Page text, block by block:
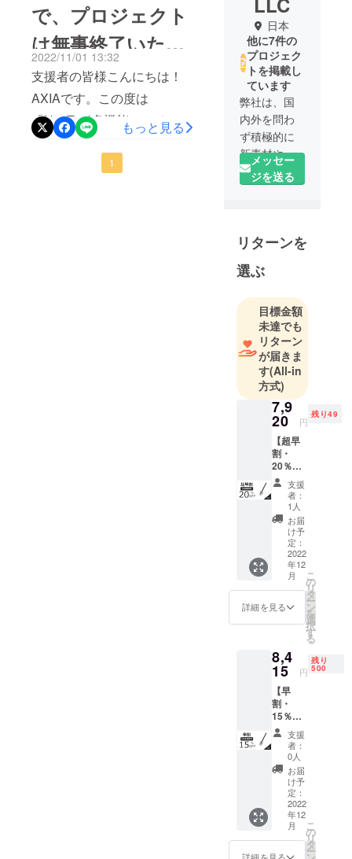
で、プロジェクト
は無事終了いたし
ました。
2022/11/01 13:32
支援者の皆様こんにちは！
AXIAです。この度は
「NexTool多機能シャベル」
を応援いただき、誠にあり
がとうございます。お陰様
もっと見る
1
日本
他に7件の
プロジェク
トを掲載し
ています
弊社は、国
内外を問わ
ず積極的に
新素材や新
技術を取り
入れ、お客
できるよう
す。
値」のある
良品を取り
扱い、最高
品質と最善
のサービス
を提供する
ことに全力
を注いでい
ます。お客
様の日々の
暮らしをよ
り豊かにす
るお手伝い
ができれば
幸いです。
今後ともご
支援を賜り
ますよう、
よろしくお
げます。
メッセー
ジを送る
リターンを
選ぶ
目標金額
未達でも
リターン
が届きま
す(All-in
方式)
7,9
20 円
残り49
【超早
割・
20％OF
F】
NexToo
l多機能
シャベ
ル（M
サイ
ズ） × 1
一般販
売予定
価格
9,900円
→
7,920円
送料
込）
【内
容】 ■
多機能
シャベ
ル（M
サイ
ズ）×1
■シャベ
ル保護
カバー
×1 ■収
納バッ
グ×1 ■
ショル
ダース
支援
者：
1人
お届
け予
定：
2022
年12
月
詳細を見る
こ
の
リ
タ
ー
ン
を
選
択
す
る
8,4
15 円
残り
500
【早
割・
15％OF
F】
NexToo
l多機能
シャベ
ル（M
サイ
ズ） × 1
一般販
売予定
価格
9,900円
支援
者：
0人
お届
け予
定：
2022
年12
月
こ
の
リ
タ
ー